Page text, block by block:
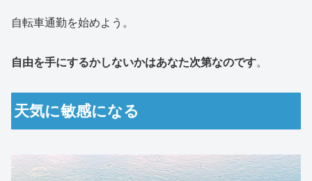
自転車通勤を始めよう。
自由を手にするかしないかはあなた次第なのです。
天気に敏感になる